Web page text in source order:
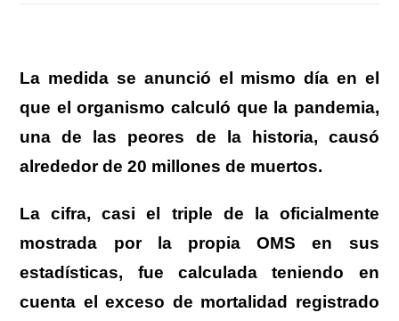
La medida se anunció el mismo día en el
que el organismo calculó que la pandemia,
una de las peores de la historia, causó
alrededor de 20 millones de muertos.
La cifra, casi el triple de la oficialmente
mostrada por la propia OMS en sus
estadísticas, fue calculada teniendo en
cuenta el exceso de mortalidad registrado